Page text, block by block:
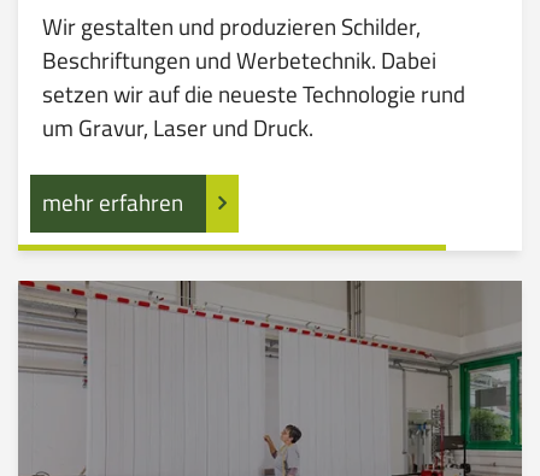
Wir gestalten und produzieren Schilder,
Beschriftungen und Werbetechnik. Dabei
setzen wir auf die neueste Technologie rund
um Gravur, Laser und Druck.
mehr erfahren